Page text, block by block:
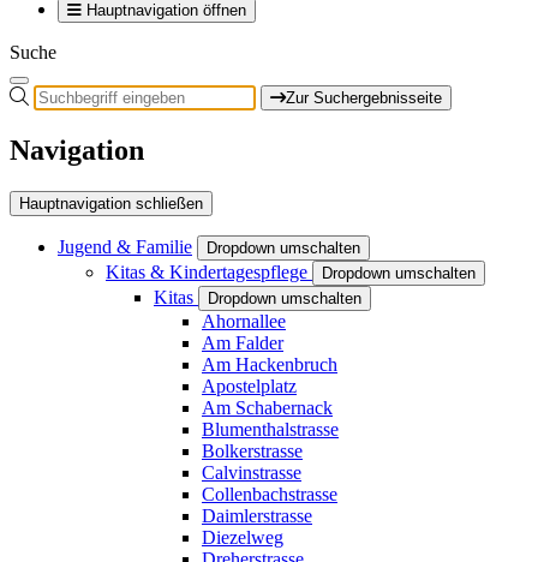
Hauptnavigation öffnen
Suche
Zur Suchergebnisseite
Navigation
Hauptnavigation schließen
Jugend & Familie Dropdown umschalten
Kitas & Kindertagespflege Dropdown umschalten
Kitas Dropdown umschalten
Ahornallee
Am Falder
Am Hackenbruch
Apostelplatz
Am Schabernack
Blumenthalstrasse
Bolkerstrasse
Calvinstrasse
Collenbachstrasse
Daimlerstrasse
Diezelweg